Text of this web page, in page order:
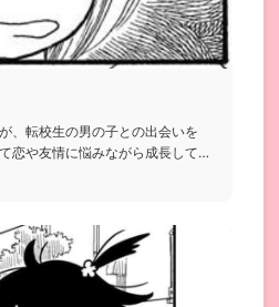
、転校生の男の子との出会いを
恋や友情に悩みながら成長して